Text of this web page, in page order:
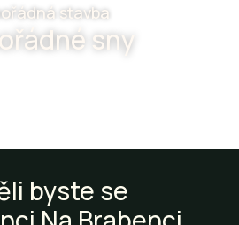
stavba
sny
byste se